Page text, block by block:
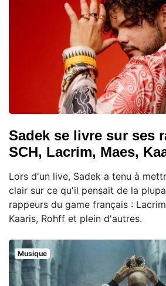
Sadek se livre sur ses
SCH, Lacrim, Maes,
Lors d'un live, Sadek a tenu à
clair sur ce qu'il pensait de la
rappeurs du game français :
Kaaris, Rohff et plein d'autres.
Musique